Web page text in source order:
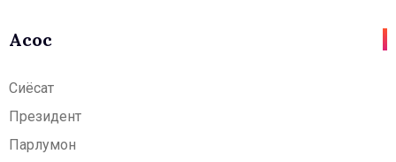
Асосӣ
Сиёсат
Президент
Парлумон